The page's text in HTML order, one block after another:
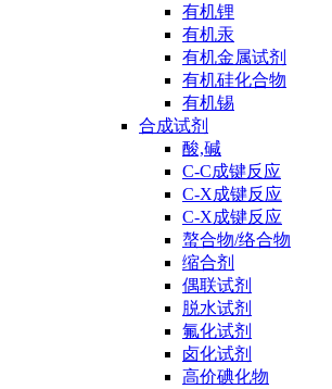
有机锂
有机汞
有机金属试剂
有机硅化合物
有机锡
合成试剂
酸,碱
C-C成键反应
C-X成键反应
C-X成键反应
螯合物/络合物
缩合剂
偶联试剂
脱水试剂
氟化试剂
卤化试剂
高价碘化物